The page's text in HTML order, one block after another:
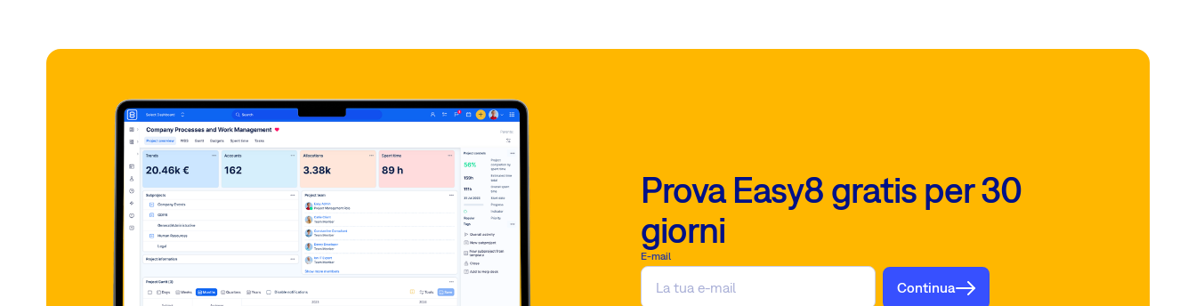
Prova Easy8 gratis per 30
giorni
E-mail
Continua